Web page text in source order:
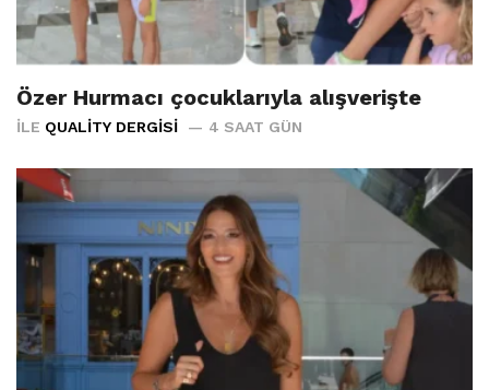
Özer Hurmacı çocuklarıyla alışverişte
İLE QUALITY DERGISI 4 SAAT GÜN